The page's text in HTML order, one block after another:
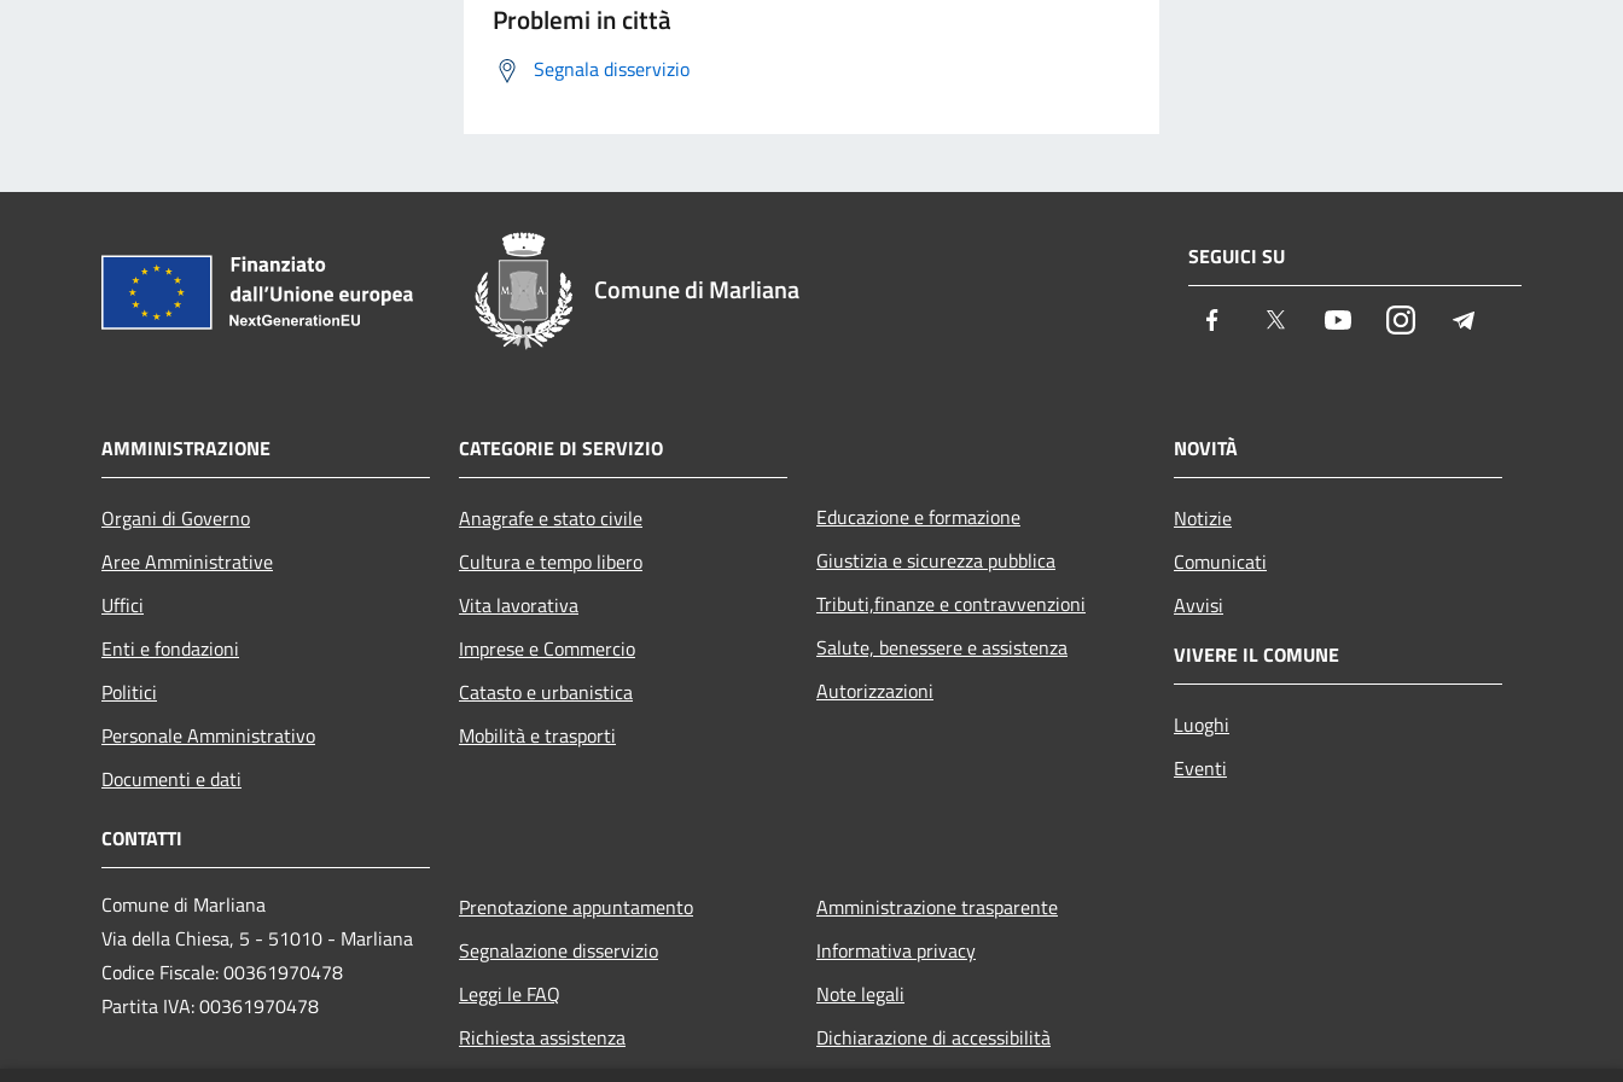
Problemi in città
Segnala disservizio
Comune di Marliana
SEGUICI SU
Facebook Twitter YoutubeInstagram
AMMINISTRAZIONE
Organi di Governo
Aree Amministrative
Uffici
Enti e fondazioni
Politici
Personale Amministrativo
Documenti e dati
CATEGORIE DI SERVIZIO
Anagrafe e stato civile
Cultura e tempo libero
Vita lavorativa
Imprese e Commercio
Catasto e urbanistica
Mobilità e trasporti
Educazione e formazione
Giustizia e sicurezza pubblica
Tributi,finanze e contravvenzioni
Salute, benessere e assistenza
Autorizzazioni
NOVITÀ
Notizie
Comunicati
Avvisi
VIVERE IL COMUNE
Luoghi
Eventi
CONTATTI
Comune di Marliana
Via della Chiesa, 5 - 51010 - Marliana
Codice Fiscale: 00361970478
Partita IVA: 00361970478
Prenotazione appuntamento
Segnalazione disservizio
Leggi le FAQ
Richiesta assistenza
Amministrazione trasparente
Informativa privacy
Note legali
Dichiarazione di accessibilità